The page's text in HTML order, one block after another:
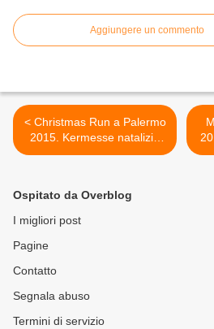
Aggiungere un commento
< Christmas Run a Palermo
2015. Kermesse natalizia
del running a Palermo. Una
Ospitato da Overblog
I migliori post
Pagine
Contatto
Segnala abuso
Termini di servizio